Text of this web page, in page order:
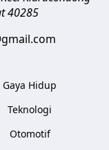
40285
Gaya Hidup
Teknologi
Otomotif